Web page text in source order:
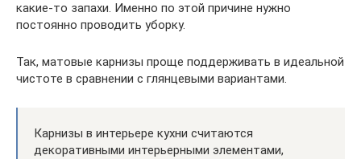
какие-то запахи. Именно по этой причине нужно
постоянно проводить уборку.
Так, матовые карнизы проще поддерживать в идеальной
чистоте в сравнении с глянцевыми вариантами.
Карнизы в интерьере кухни считаются
декоративными интерьерными элементами,